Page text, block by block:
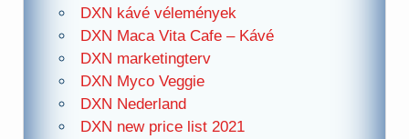
DXN kávé vélemények
DXN Maca Vita Cafe – Kávé
DXN marketingterv
DXN Myco Veggie
DXN Nederland
DXN new price list 2021